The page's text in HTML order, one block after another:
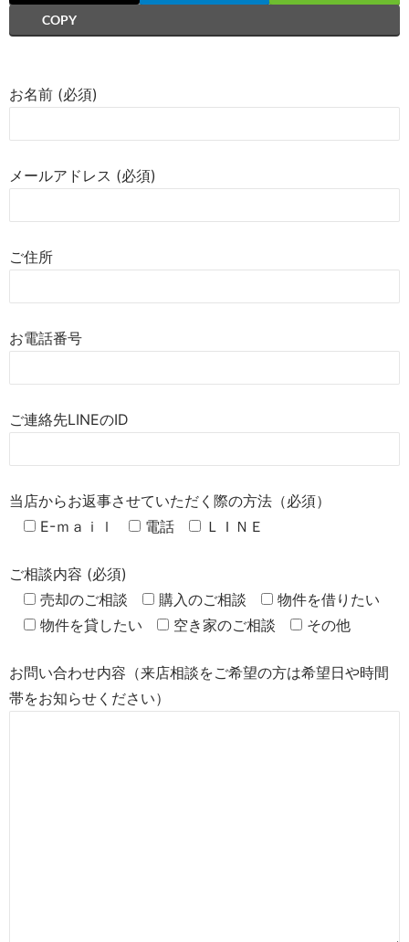
COPY
お名前 (必須)
メールアドレス (必須)
ご住所
お電話番号
ご連絡先LINEのID
当店からお返事させていただく際の方法（必須）
E-ｍａｉｌ
電話 ＬＩＮＥ
ご相談内容 (必須)
売却のご相談
購入のご相談
物件を借りたい
物件を貸したい
空き家のご相談 その他
お問い合わせ内容（来店相談をご希望の方は希望日や時間
帯をお知らせください）